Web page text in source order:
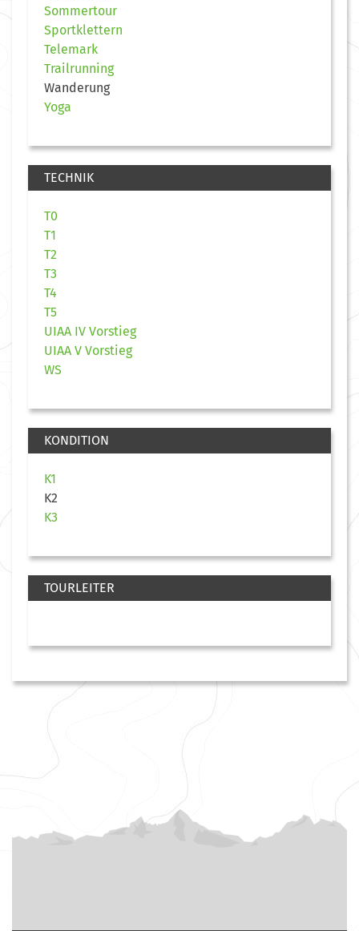
Sommertour
Sportklettern
Telemark
Trailrunning
Wanderung
Yoga
TECHNIK
T0
T1
T2
T3
T4
T5
UIAA IV Vorstieg
UIAA V Vorstieg
WS
KONDITION
K1
K2
K3
TOURLEITER